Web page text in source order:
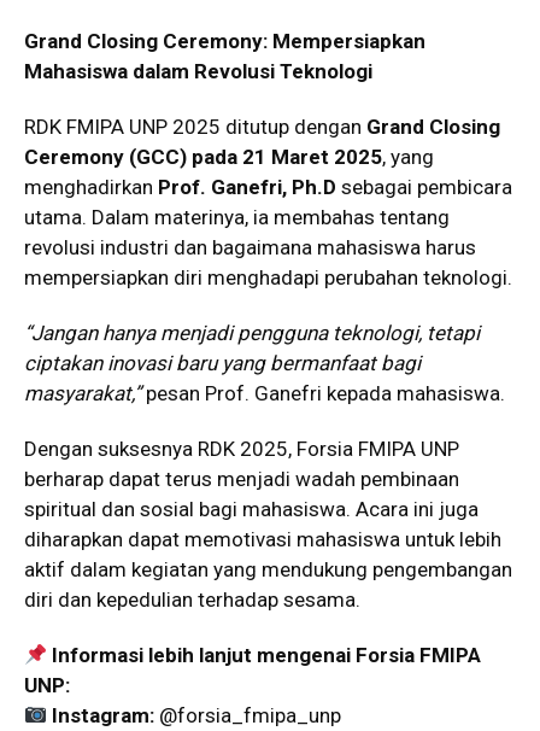
Grand Closing Ceremony: Mempersiapkan
Mahasiswa dalam Revolusi Teknologi
RDK FMIPA UNP 2025 ditutup dengan Grand Closing
Ceremony (GCC) pada 21 Maret 2025, yang
menghadirkan Prof. Ganefri, Ph.D sebagai pembicara
utama. Dalam materinya, ia membahas tentang
revolusi industri dan bagaimana mahasiswa harus
mempersiapkan diri menghadapi perubahan teknologi.
“Jangan hanya menjadi pengguna teknologi, tetapi
ciptakan inovasi baru yang bermanfaat bagi
masyarakat,”pesan Prof. Ganefri kepada mahasiswa.
Dengan suksesnya RDK 2025, Forsia FMIPA UNP
berharap dapat terus menjadi wadah pembinaan
spiritual dan sosial bagi mahasiswa. Acara ini juga
diharapkan dapat memotivasi mahasiswa untuk lebih
aktif dalam kegiatan yang mendukung pengembangan
diri dan kepedulian terhadap sesama.
Informasi lebih lanjut mengenai Forsia FMIPA
UNP:
Instagram: @forsia_fmipa_unp